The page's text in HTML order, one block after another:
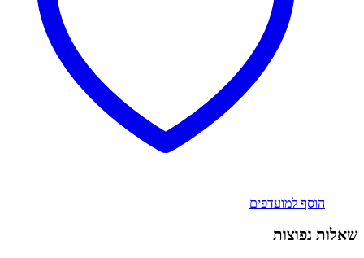
הוסף למועדפים
שאלות נפוצות